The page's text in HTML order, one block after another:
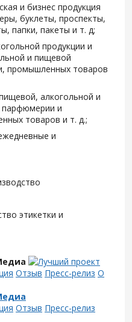
и бизнес продукция
буклеты, проспекты,
папки, пакеты и т. д;
продукции и
и пищевой
промышленных товаров
алкогольной и
парфюмерии и
товаров и т. д.;
и
этикетки и
Отзыв Пресс-релиз О
Отзыв Пресс-релиз